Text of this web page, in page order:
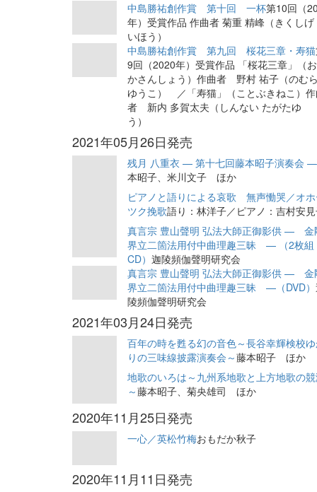
中島勝祐創作賞 第十回 一杯第10回（
年）受賞作品 作曲者 菊重 精峰（きくしげ
いほう）
中島勝祐創作賞 第九回 桜花三章・寿猫
9回（2020年）受賞作品 「桜花三章」（
かさんしょう）作曲者 野村 祐子（のむら
ゆうこ） ／「寿猫」（ことぶきねこ）作
者 新内 多賀太夫（しんない たがたゆ
う）
2021年05月26日発売
残月 八重衣 — 第十七回藤本昭子演奏会 —
本昭子、米川文子 ほか
ピアノと語りによる哀歌 無声慟哭／オホ
ツク挽歌語り：林洋子／ピアノ：吉村安
真言宗 豊山聲明 弘法大師正御影供 — 金
界立二箇法用付中曲理趣三昧 — （2枚組
CD）迦陵頻伽聲明研究会
真言宗 豊山聲明 弘法大師正御影供 — 金
界立二箇法用付中曲理趣三昧 —（DVD）
陵頻伽聲明研究会
2021年03月24日発売
百年の時を甦る幻の音色～長谷幸輝検校
りの三味線披露演奏会～藤本昭子 ほか
地歌のいろは～九州系地歌と上方地歌の
～藤本昭子、菊央雄司 ほか
2020年11月25日発売
一心／英松竹梅おもだか秋子
2020年11月11日発売